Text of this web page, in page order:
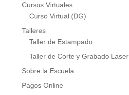
Cursos Virtuales
Curso Virtual (DG)
Talleres
Taller de Estampado
Taller de Corte y Grabado Laser
Sobre la Escuela
Pagos Online